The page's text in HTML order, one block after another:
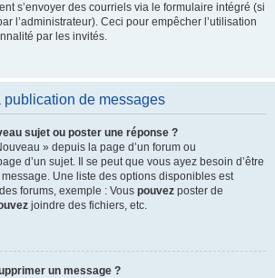
s’envoyer des courriels via le formulaire intégré (si
l’administrateur). Ceci pour empêcher l’utilisation
par les invités.
publication de messages
sujet ou poster une réponse ?
» depuis la page d’un forum ou
d’un sujet. Il se peut que vous ayez besoin d’être
Une liste des options disponibles est
forums, exemple : Vous pouvez poster de
joindre des fichiers, etc.
un message ?